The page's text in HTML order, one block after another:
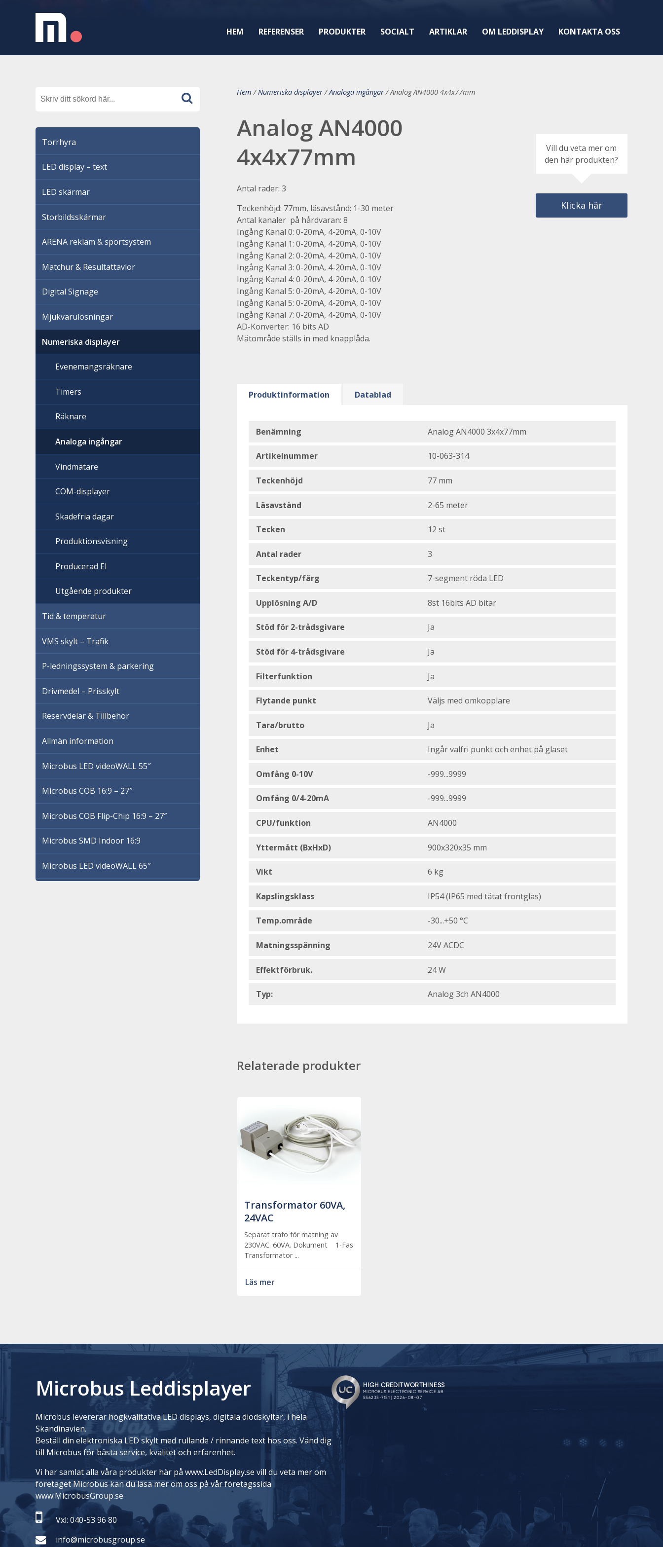
HEM REFERENSER PRODUKTER SOCIALT ARTIKLAR OM LEDDISPLAY KONTAKTA OSS
Hem /Numeriska displayer/Analoga ingångar/Analog AN4000 4x4x77mm
Analog AN4000
4x4x77mm
Antal rader: 3
Teckenhöjd: 77mm, läsavstånd: 1-30 meter
Antal kanaler på hårdvaran: 8
Ingång Kanal 0: 0-20mA, 4-20mA, 0-10V
Ingång Kanal 1: 0-20mA, 4-20mA, 0-10V
Ingång Kanal 2: 0-20mA, 4-20mA, 0-10V
Ingång Kanal 3: 0-20mA, 4-20mA, 0-10V
Ingång Kanal 4: 0-20mA, 4-20mA, 0-10V
Ingång Kanal 5: 0-20mA, 4-20mA, 0-10V
Ingång Kanal 5: 0-20mA, 4-20mA, 0-10V
Ingång Kanal 7: 0-20mA, 4-20mA, 0-10V
AD-Konverter: 16 bits AD
Mätområde ställs in med knapplåda.
Vill du veta mer om
den här produkten?
Klicka här
Produktinformation Datablad
Benämning Analog AN4000 3x4x77mm
Artikelnummer 10-063-314
Teckenhöjd 77 mm
Läsavstånd 2-65 meter
Tecken 12 st
Antal rader 3
Teckentyp/färg 7-segment röda LED
Upplösning A/D 8st 16bits AD bitar
Stöd för 2-trådsgivare Ja
Stöd för 4-trådsgivare Ja
Filterfunktion Ja
Flytande punkt Väljs med omkopplare
Tara/brutto Ja
Enhet Ingår valfri punkt och enhet på glaset
Omfång 0-10V -999...9999
Omfång 0/4-20mA -999...9999
CPU/funktion AN4000
Yttermått (BxHxD) 900x320x35 mm
Vikt 6 kg
Kapslingsklass IP54 (IP65 med tätat frontglas)
Temp.område -30...+50 °C
Matningsspänning 24V ACDC
Effektförbruk. 24 W
Typ: Analog 3ch AN4000
Relaterade produkter
Transformator 60VA,
24VAC
Separat trafo för matning av
230VAC. 60VA. Dokument 1-Fas
Transformator ...
Läs mer
Torrhyra
LED display – text
LED skärmar
Storbildsskärmar
ARENA reklam & sportsystem
Matchur & Resultattavlor
Digital Signage
Mjukvarulösningar
Numeriska displayer
Evenemangsräknare
Timers
Räknare
Analoga ingångar
Vindmätare
COM-displayer
Skadefria dagar
Produktionsvisning
Producerad El
Utgående produkter
Tid & temperatur
VMS skylt – Trafik
P-ledningssystem & parkering
Drivmedel – Prisskylt
Reservdelar & Tillbehör
Allmän information
Microbus LED videoWALL 55″
Microbus COB 16:9 – 27″
Microbus COB Flip-Chip 16:9 – 27″
Microbus SMD Indoor 16:9
Microbus LED videoWALL 65″
Microbus Leddisplayer
Microbus levererar högkvalitativa LED displays, digitala diodskyltar, i hela
Skandinavien.
Beställ din elektroniska LED skylt med rullande / rinnande text hos oss. Vänd dig
till Microbus för bästa service, kvalitet och erfarenhet.
Vi har samlat alla våra produkter här på www.LedDisplay.se vill du veta mer om
företaget Microbus kan du läsa mer om oss på vår företagssida
www.MicrobusGroup.se
Vxl: 040-53 96 80
info@microbusgroup.se